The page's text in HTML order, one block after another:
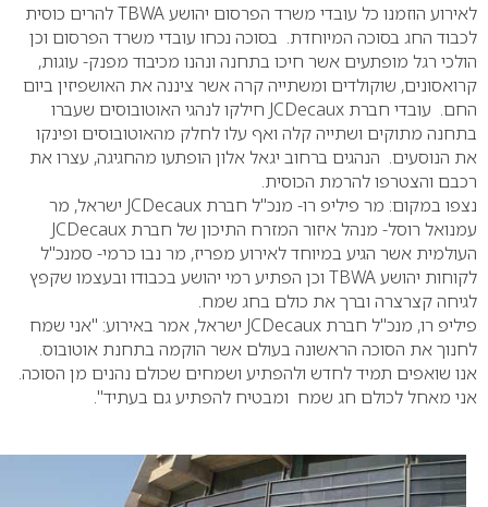
לאירוע הוזמנו כל עובדי משרד הפרסום יהושע TBWA להרים כוסית
לכבוד החג בסוכה המיוחדת. בסוכה נכחו עובדי משרד הפרסום וכן
הולכי רגל מופתעים אשר חיכו בתחנה ונהנו מכיבוד מפנק- עוגות,
קרואסונים, שוקולדים ומשתייה קרה אשר ציננה את האושפיזין ביום
החם. עובדי חברת JCDecaux חילקו לנהגי האוטובוסים שעברו
בתחנה מתוקים ושתייה קלה ואף עלו לחלק מהאוטובוסים ופינקו
את הנוסעים. הנהגים ברחוב יגאל אלון הופתעו מהחגיגה, עצרו את
רכבם והצטרפו להרמת הכוסית.
נצפו במקום: מר פיליפ רו- מנכ"ל חברת JCDecaux ישראל, מר
עמנואל רוסל- מנהל איזור המזרח התיכון של חברת JCDecaux
העולמית אשר הגיע במיוחד לאירוע מפריז, מר נבו כרמי- סמנכ"ל
לקוחות יהושע TBWA וכן הפתיע רמי יהושע בכבודו ובעצמו שקפץ
לגיחה קצרצרה וברך את כולם בחג שמח.
פיליפ רו, מנכ"ל חברת JCDecaux ישראל, אמר באירוע: "אני שמח
לחנוך את הסוכה הראשונה בעולם אשר הוקמה בתחנת אוטובוס.
אנו שואפים תמיד לחדש ולהפתיע ושמחים שכולם נהנים מן הסוכה.
אני מאחל לכולם חג שמח ומבטיח להפתיע גם בעתיד".